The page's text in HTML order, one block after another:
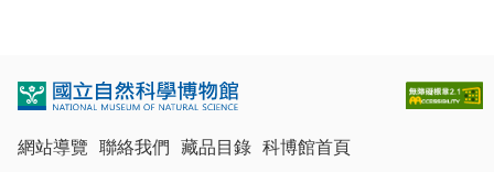
網站導覽 聯絡我們 藏品目錄 科博館首頁